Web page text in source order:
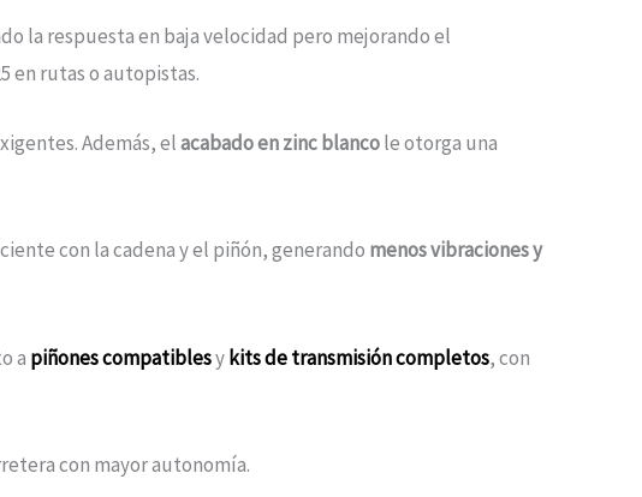
la respuesta en baja velocidad pero mejorando el
en rutas o autopistas.
Además, elacabado en zinc blancole otorga una
con la cadena y el piñón, generando menos vibraciones y
a piñones compatiblesykits de transmisión completos, con
con mayor autonomía.